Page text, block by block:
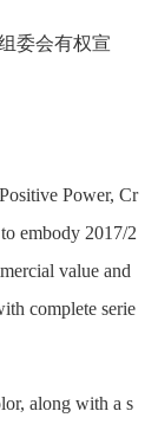
委会有权宣
Power, Cr
embody 2017/2
value and
complete serie
along with a s